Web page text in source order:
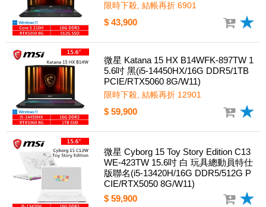
限時下殺, 結帳再折 6901
$ 43,900
微星 Katana 15 HX B14WFK-897TW 1
5.6吋 黑(i5-14450HX/16G DDR5/1TB
PCIE/RTX5060 8G/W11)
限時下殺, 結帳再折 12901
$ 59,900
微星 Cyborg 15 Toy Story Edition C13
WE-423TW 15.6吋 白 玩具總動員特仕
版聯名(i5-13420H/16G DDR5/512G P
CIE/RTX5050 8G/W11)
$ 59,900